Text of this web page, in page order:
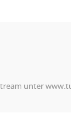
unter